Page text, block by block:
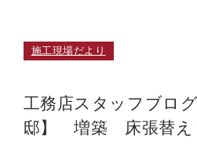
施工現場だより
工務店スタッフブロ
邸】 増築 床張替え